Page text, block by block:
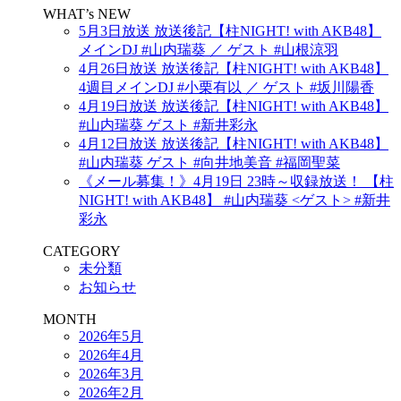
WHAT’s NEW
5月3日放送 放送後記【柱NIGHT! with AKB48】
メインDJ #山内瑞葵 ／ ゲスト #山根涼羽
4月26日放送 放送後記【柱NIGHT! with AKB48】
4週目メインDJ #小栗有以 ／ ゲスト #坂川陽香
4月19日放送 放送後記【柱NIGHT! with AKB48】
#山内瑞葵 ゲスト #新井彩永
4月12日放送 放送後記【柱NIGHT! with AKB48】
#山内瑞葵 ゲスト #向井地美音 #福岡聖菜
《メール募集！》4月19日 23時～収録放送！ 【柱
NIGHT! with AKB48】 #山内瑞葵 <ゲスト> #新井
彩永
CATEGORY
未分類
お知らせ
MONTH
2026年5月
2026年4月
2026年3月
2026年2月